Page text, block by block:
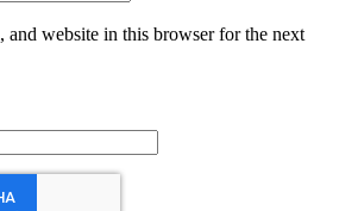
and website in this browser for the next